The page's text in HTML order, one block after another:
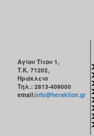
Αγίου Τίτου 1,
Τ.Κ. 71202,
Ηράκλειο
Τηλ.: 2813-409000
email:info@heraklion.gr